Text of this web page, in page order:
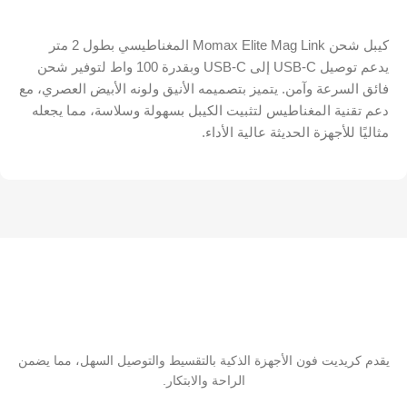
كيبل شحن Momax Elite Mag Link المغناطيسي بطول 2 متر
يدعم توصيل USB-C إلى USB-C وبقدرة 100 واط لتوفير شحن
فائق السرعة وآمن. يتميز بتصميمه الأنيق ولونه الأبيض العصري، مع
دعم تقنية المغناطيس لتثبيت الكيبل بسهولة وسلاسة، مما يجعله
مثاليًا للأجهزة الحديثة عالية الأداء.
يقدم كريديت فون الأجهزة الذكية بالتقسيط والتوصيل السهل، مما يضمن
الراحة والابتكار.